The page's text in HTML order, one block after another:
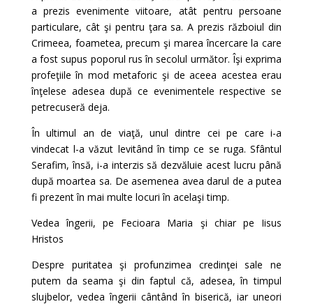
a prezis evenimente viitoare, atât pentru persoane
particulare, cât şi pentru ţara sa. A prezis războiul din
Crimeea, foametea, precum şi marea încercare la care
a fost supus poporul rus în secolul următor. Îşi exprima
profeţiile în mod metaforic şi de aceea acestea erau
înţelese adesea după ce evenimentele respective se
petrecuseră deja.
În ultimul an de viaţă, unul dintre cei pe care i-a
vindecat l-a văzut levitând în timp ce se ruga. Sfântul
Serafim, însă, i-a interzis să dezvăluie acest lucru până
după moartea sa. De asemenea avea darul de a putea
fi prezent în mai multe locuri în acelaşi timp.
Vedea îngerii, pe Fecioara Maria şi chiar pe Iisus
Hristos
Despre puritatea şi profunzimea credinţei sale ne
putem da seama şi din faptul că, adesea, în timpul
slujbelor, vedea îngerii cântând în biserică, iar uneori